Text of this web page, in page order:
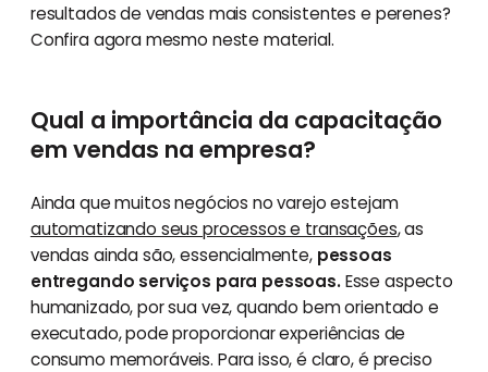
resultados de vendas mais consistentes e perenes?
Confira agora mesmo neste material.
Qual a importância da capacitação
em vendas na empresa?
Ainda que muitos negócios no varejo estejam
automatizando seus processos e transações, as
vendas ainda são, essencialmente, pessoas
entregando serviços para pessoas.Esse aspecto
humanizado, por sua vez, quando bem orientado e
executado, pode proporcionar experiências de
consumo memoráveis. Para isso, é claro, é preciso